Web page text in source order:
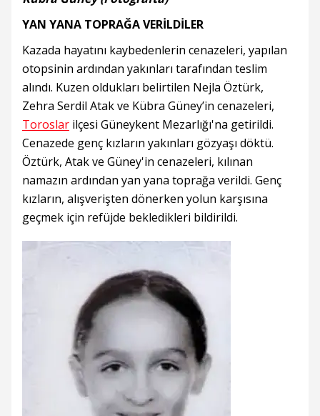
YAN YANA TOPRAĞA VERİLDİLER
Kazada hayatını kaybedenlerin cenazeleri, yapılan
otopsinin ardından yakınları tarafından teslim
alındı. Kuzen oldukları belirtilen Nejla Öztürk,
Zehra Serdil Atak ve Kübra Güney’in cenazeleri,
Toroslar ilçesi Güneykent Mezarlığı'na getirildi.
Cenazede genç kızların yakınları gözyaşı döktü.
Öztürk, Atak ve Güney'in cenazeleri, kılınan
namazın ardından yan yana toprağa verildi. Genç
kızların, alışverişten dönerken yolun karşısına
geçmek için refüjde bekledikleri bildirildi.